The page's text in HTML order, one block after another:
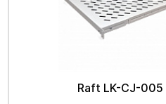
Raft LK-CJ-005